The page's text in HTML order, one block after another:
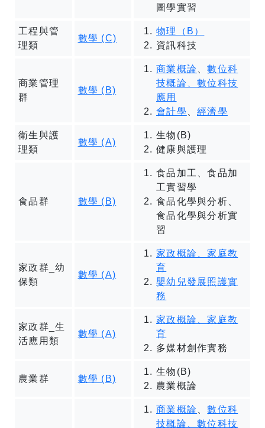
圖學實習
工程與管
理類
數學 (C)
物理（B）
資訊科技
商業管理
群
數學 (B)
商業概論 、數位科
技概論、數位科技
應用
會計學 、經濟學
衛生與護
理類
數學 (A)
生物(B)
健康與護理
食品群 數學 (B)
食品加工、食品加
工實習學
食品化學與分析、
食品化學與分析實
習
家政群_幼
保類
數學 (A)
家政概論、家庭教
育
嬰幼兒發展照護實
務
家政群_生
活應用類
數學 (A)
家政概論、家庭教
育
多媒材創作實務
農業群 數學 (B)
生物(B)
農業概論
商業概論 、數位科
技概論、數位科技